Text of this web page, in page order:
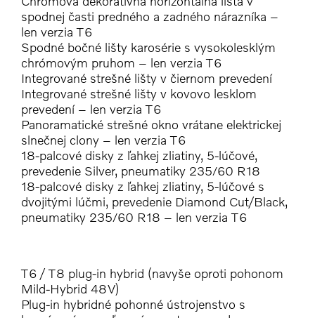
spodnej časti predného a zadného nárazníka –
len verzia T6
Spodné bočné lišty karosérie s vysokolesklým
chrómovým pruhom – len verzia T6
Integrované strešné lišty v čiernom prevedení
Integrované strešné lišty v kovovo lesklom
prevedení – len verzia T6
Panoramatické strešné okno vrátane elektrickej
slnečnej clony – len verzia T6
18-palcové disky z ľahkej zliatiny, 5-lúčové,
prevedenie Silver, pneumatiky 235/60 R18
18-palcové disky z ľahkej zliatiny, 5-lúčové s
dvojitými lúčmi, prevedenie Diamond Cut/Black,
pneumatiky 235/60 R18 – len verzia T6
T6 / T8 plug-in hybrid (navyše oproti pohonom
Mild-Hybrid 48V)
Plug-in hybridné pohonné ústrojenstvo s